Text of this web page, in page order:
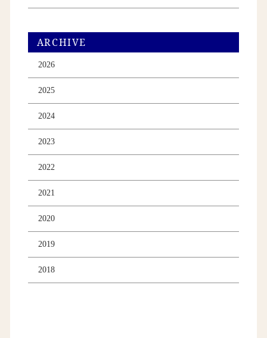
ARCHIVE
2026
2025
2024
2023
2022
2021
2020
2019
2018